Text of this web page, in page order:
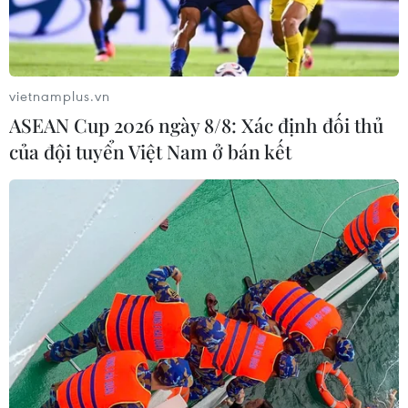
Từ 20/10/2023: COVID-19
chính thức thành bệnh truyền nhiễm
nhóm B
20/10/2023 07:30
Theo Quyết định số 26/2023/QĐ-TTg của Thủ tướng
ban hành ngày 19/10, từ ngày 20/10, COVID-19 không
còn là bệnh truyền nhiễm nhóm A mà chuyển sang
thuộc nhóm B.
vietnamplus.vn
ASEAN Cup 2026 ngày 8/8: Xác định đối thủ
của đội tuyển Việt Nam ở bán kết